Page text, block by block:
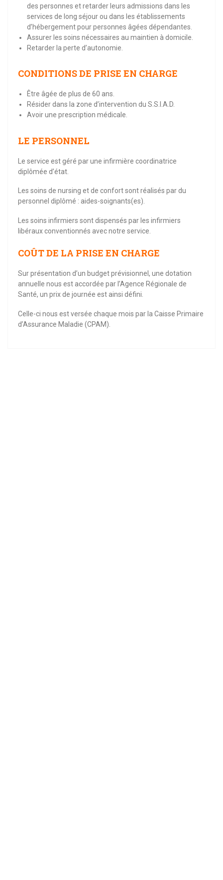
des personnes et retarder leurs admissions dans les
services de long séjour ou dans les établissements
d’hébergement pour personnes âgées dépendantes.
Assurer les soins nécessaires au maintien à domicile.
Retarder la perte d’autonomie.
CONDITIONS DE PRISE EN CHARGE
Être âgée de plus de 60 ans.
Résider dans la zone d’intervention du S.S.I.A.D.
Avoir une prescription médicale.
LE PERSONNEL
Le service est géré par une infirmière coordinatrice
diplômée d’état.
Les soins de nursing et de confort sont réalisés par du
personnel diplômé : aides-soignants(es).
Les soins infirmiers sont dispensés par les infirmiers
libéraux conventionnés avec notre service.
COÛT DE LA PRISE EN CHARGE
Sur présentation d’un budget prévisionnel, une dotation
annuelle nous est accordée par l’Agence Régionale de
Santé, un prix de journée est ainsi défini.
Celle-ci nous est versée chaque mois par la Caisse Primaire
d’Assurance Maladie (CPAM).